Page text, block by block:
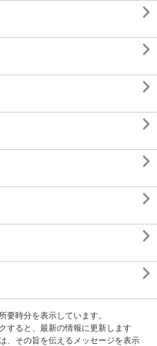








要時分を表示しています。
すると、最新の情報に更新します
、その旨を伝えるメッセージを表示